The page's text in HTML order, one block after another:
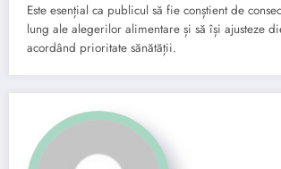
Este esențial ca publicul să fie conștient de
lung ale alegerilor alimentare și să își ajusteze
acordând prioritate sănătății.